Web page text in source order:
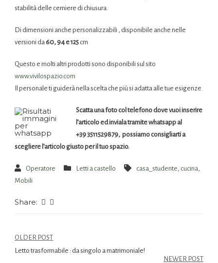
stabilità delle cerniere di chiusura.
Di dimensioni anche personalizzabili , disponibile anche nelle
versioni da 60, 94 e 125 cm
Questo e molti altri prodotti sono disponibili sul sito
www.vivilospazio.com
Il personale ti guiderà nella scelta che più si adatta alle tue esigenze.
Scatta una foto col telefono dove vuoi inserire
l’articolo ed inviala tramite whatsapp al
+39 3511529879, possiamo consigliarti a
scegliere l’articolo giusto per il tuo spazio.
Operatore Letti a castello casa_studente , cucina ,
Mobili
Share:
OLDER POST
Letto trasformabile : da singolo a matrimoniale!
NEWER POST